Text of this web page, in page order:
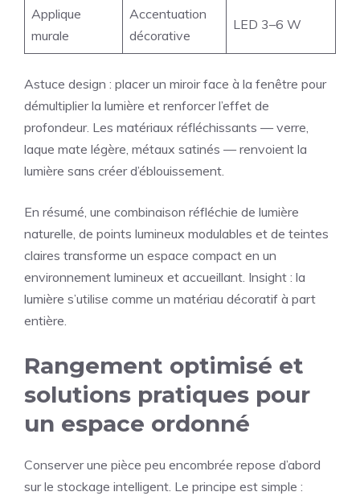
Applique
murale
Accentuation
décorative
LED 3–6 W
Astuce design : placer un miroir face à la fenêtre pour
démultiplier la lumière et renforcer l’effet de
profondeur. Les matériaux réfléchissants — verre,
laque mate légère, métaux satinés — renvoient la
lumière sans créer d’éblouissement.
En résumé, une combinaison réfléchie de lumière
naturelle, de points lumineux modulables et de teintes
claires transforme un espace compact en un
environnement lumineux et accueillant. Insight : la
lumière s’utilise comme un matériau décoratif à part
entière.
Rangement optimisé et
solutions pratiques pour
un espace ordonné
Conserver une pièce peu encombrée repose d’abord
sur le stockage intelligent. Le principe est simple :